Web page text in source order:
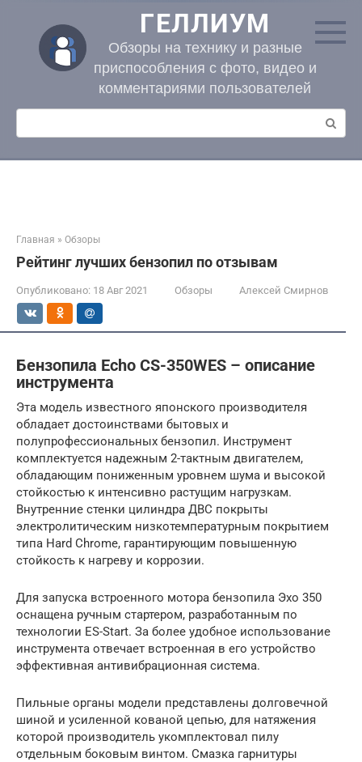
контенту
ГЕЛЛИУМ
Обзоры на технику и разные
приспособления с фото, видео и
комментариями пользователей
Поиск:
Главная » Обзоры
Рейтинг лучших бензопил по отзывам
Опубликовано: 18 Авг 2021 Обзоры Алексей Смирнов
Бензопила Echo CS-350WES – описание
инструмента
Эта модель известного японского производителя
обладает достоинствами бытовых и
полупрофессиональных бензопил. Инструмент
комплектуется надежным 2-тактным двигателем,
обладающим пониженным уровнем шума и высокой
стойкостью к интенсивно растущим нагрузкам.
Внутренние стенки цилиндра ДВС покрыты
электролитическим низкотемпературным покрытием
типа Hard Chrome, гарантирующим повышенную
стойкость к нагреву и коррозии.
Для запуска встроенного мотора бензопила Эхо 350
оснащена ручным стартером, разработанным по
технологии ES-Start. За более удобное использование
инструмента отвечает встроенная в его устройство
эффективная антивибрационная система.
Пильные органы модели представлены долговечной
шиной и усиленной кованой цепью, для натяжения
которой производитель укомплектовал пилу
отдельным боковым винтом. Смазка гарнитуры